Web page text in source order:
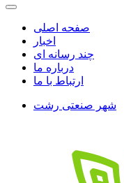
صفحه اصلی
اخبار
چند رسانه ای
درباره ما
ارتباط با ما
شهر صنعتی رشت